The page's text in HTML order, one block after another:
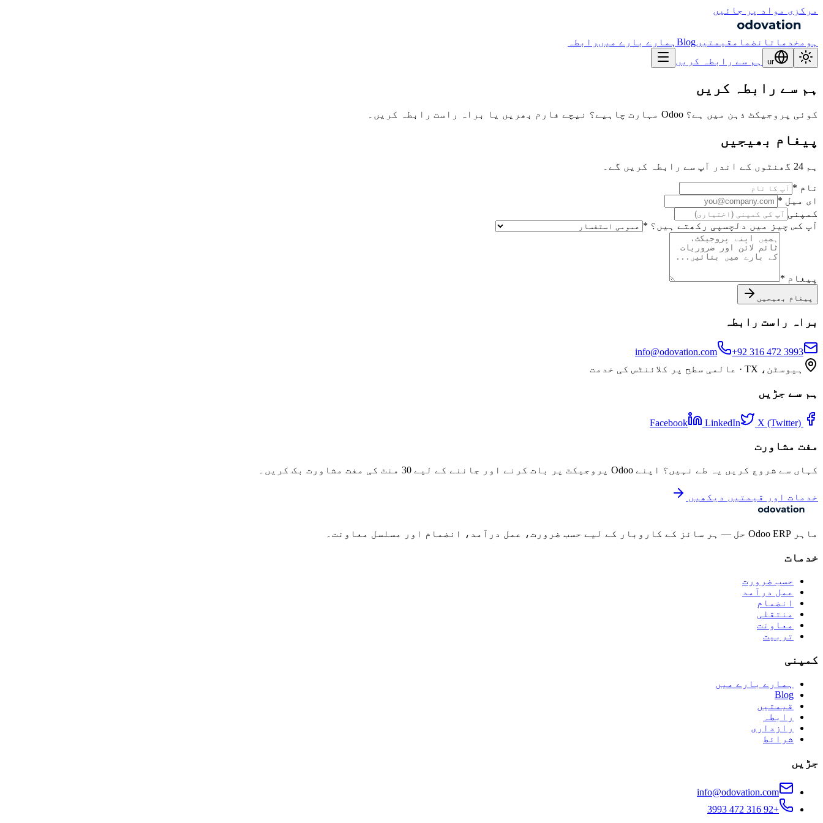
مرکزی مواد پر جائیں
ہوم خدمات انضمام قیمتیںBlog ہمارے بارے میں رابطہ
ur ہم سے رابطہ کریں
ہم سے رابطہ کریں
کوئی پروجیکٹ ذہن میں ہے؟ Odoo مہارت چاہیے؟ نیچے فارم بھریں یا براہ راست رابطہ کریں۔
پیغام بھیجیں
ہم 24 گھنٹوں کے اندر آپ سے رابطہ کریں گے۔
نام *
ای میل *
کمپنی
آپ کس چیز میں دلچسپی رکھتے ہیں؟ *
پیغام *
پیغام بھیجیں
براہ راست رابطہ
info@odovation.com
+92 316 472 3993
ہیوسٹن، TX · عالمی سطح پر کلائنٹس کی خدمت
ہم سے جڑیں
Facebook LinkedIn X (Twitter)
مفت مشاورت
کہاں سے شروع کریں یہ طے نہیں؟ اپنے Odoo پروجیکٹ پر بات کرنے اور جاننے کے لیے 30 منٹ کی مفت مشاورت بک کریں۔
خدمات اور قیمتیں دیکھیں
ماہر Odoo ERP حل — ہر سائز کے کاروبار کے لیے حسب ضرورت، عمل درآمد، انضمام اور مسلسل معاونت۔
خدمات
حسب ضرورت
عمل درآمد
انضمام
منتقلی
معاونت
تربیت
کمپنی
ہمارے بارے میں
Blog
قیمتیں
رابطہ
رازداری
شرائط
جڑیں
info@odovation.com
+92 316 472 3993